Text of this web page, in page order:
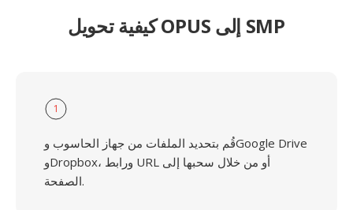
كيفية تحويل OPUS إلى SMP
1
قُم بتحديد الملفات من جهاز الحاسوب وGoogle Drive
وDropbox، ورابط URL أو من خلال سحبها إلى
الصفحة.